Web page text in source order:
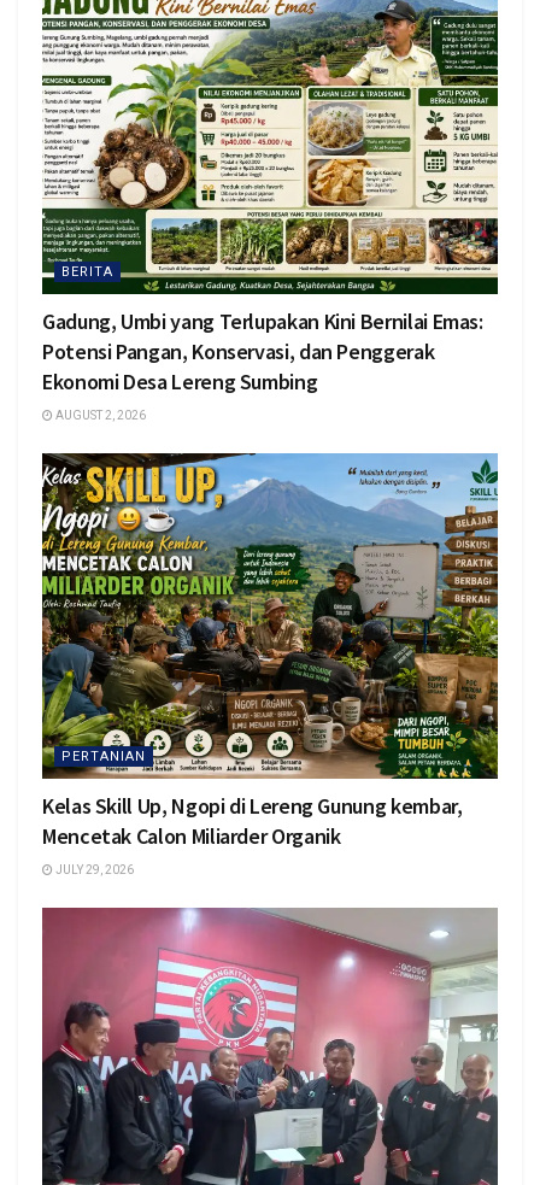
BERITA
Gadung, Umbi yang Terlupakan Kini Bernilai Emas:
Potensi Pangan, Konservasi, dan Penggerak
Ekonomi Desa Lereng Sumbing
AUGUST 2, 2026
PERTANIAN
Kelas Skill Up, Ngopi di Lereng Gunung kembar,
Mencetak Calon Miliarder Organik
JULY 29, 2026